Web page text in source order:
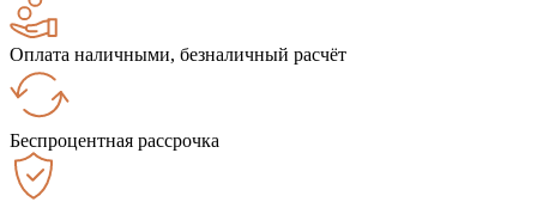
Оплата наличными, безналичный расчёт
Беспроцентная рассрочка